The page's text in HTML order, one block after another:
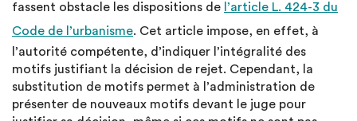
fassent obstacle les dispositions de l’article L. 424-3 du
Code de l’urbanisme. Cet article impose, en effet, à
l’autorité compétente, d’indiquer l’intégralité des
motifs justifiant la décision de rejet. Cependant, la
substitution de motifs permet à l’administration de
présenter de nouveaux motifs devant le juge pour